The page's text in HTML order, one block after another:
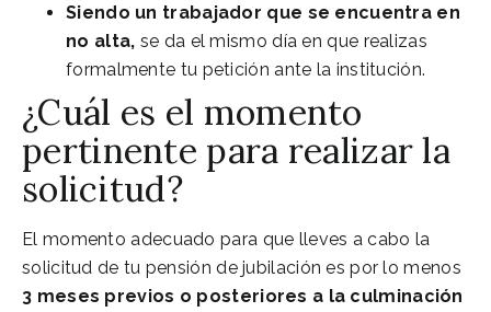
Siendo un trabajador que se encuentra en
no alta, se da el mismo día en que realizas
formalmente tu petición ante la institución.
¿Cuál es el momento
pertinente para realizar la
solicitud?
El momento adecuado para que lleves a cabo la
solicitud de tu pensión de jubilación es por lo menos
3 meses previos o posteriores a la culminación